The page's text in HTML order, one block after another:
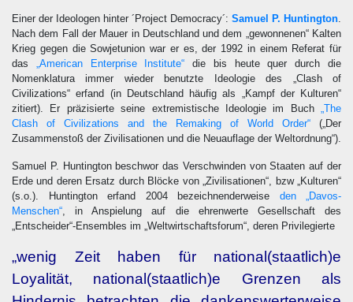
Einer der Ideologen hinter ´Project Democracy´: Samuel P. Huntington.
Nach dem Fall der Mauer in Deutschland und dem „gewonnenen“ Kalten
Krieg gegen die Sowjetunion war er es, der 1992 in einem Referat für
das „American Enterprise Institute“ die bis heute quer durch die
Nomenklatura immer wieder benutzte Ideologie des „Clash of
Civilizations“ erfand (in Deutschland häufig als „Kampf der Kulturen“
zitiert). Er präzisierte seine extremistische Ideologie im Buch „The
Clash of Civilizations and the Remaking of World Order“ („Der
Zusammenstoß der Zivilisationen und die Neuauflage der Weltordnung“).
Samuel P. Huntington beschwor das Verschwinden von Staaten auf der
Erde und deren Ersatz durch Blöcke von „Zivilisationen“, bzw „Kulturen“
(s.o.). Huntington erfand 2004 bezeichnenderweise den „Davos-
Menschen“, in Anspielung auf die ehrenwerte Gesellschaft des
„Entscheider“-Ensembles im „Weltwirtschaftsforum“, deren Privilegierte
„wenig Zeit haben für national(staatlich)e
Loyalität, national(staatlich)e Grenzen als